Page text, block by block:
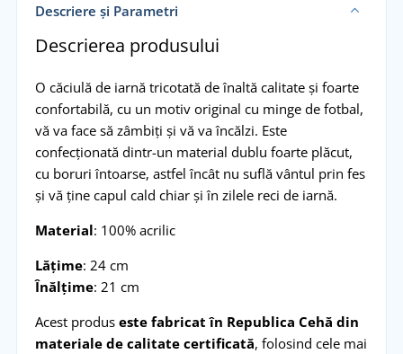
Descriere și Parametri
Descrierea produsului
O căciulă de iarnă tricotată de înaltă calitate și foarte
confortabilă, cu un motiv original cu minge de fotbal,
vă va face să zâmbiți și vă va încălzi. Este
confecționată dintr-un material dublu foarte plăcut,
cu boruri întoarse, astfel încât nu suflă vântul prin fes
și vă ține capul cald chiar și în zilele reci de iarnă.
Material: 100% acrilic
Lățime: 24 cm
Înălțime: 21 cm
Acest produs este fabricat în Republica Cehă din
materiale de calitate certificată, folosind cele mai